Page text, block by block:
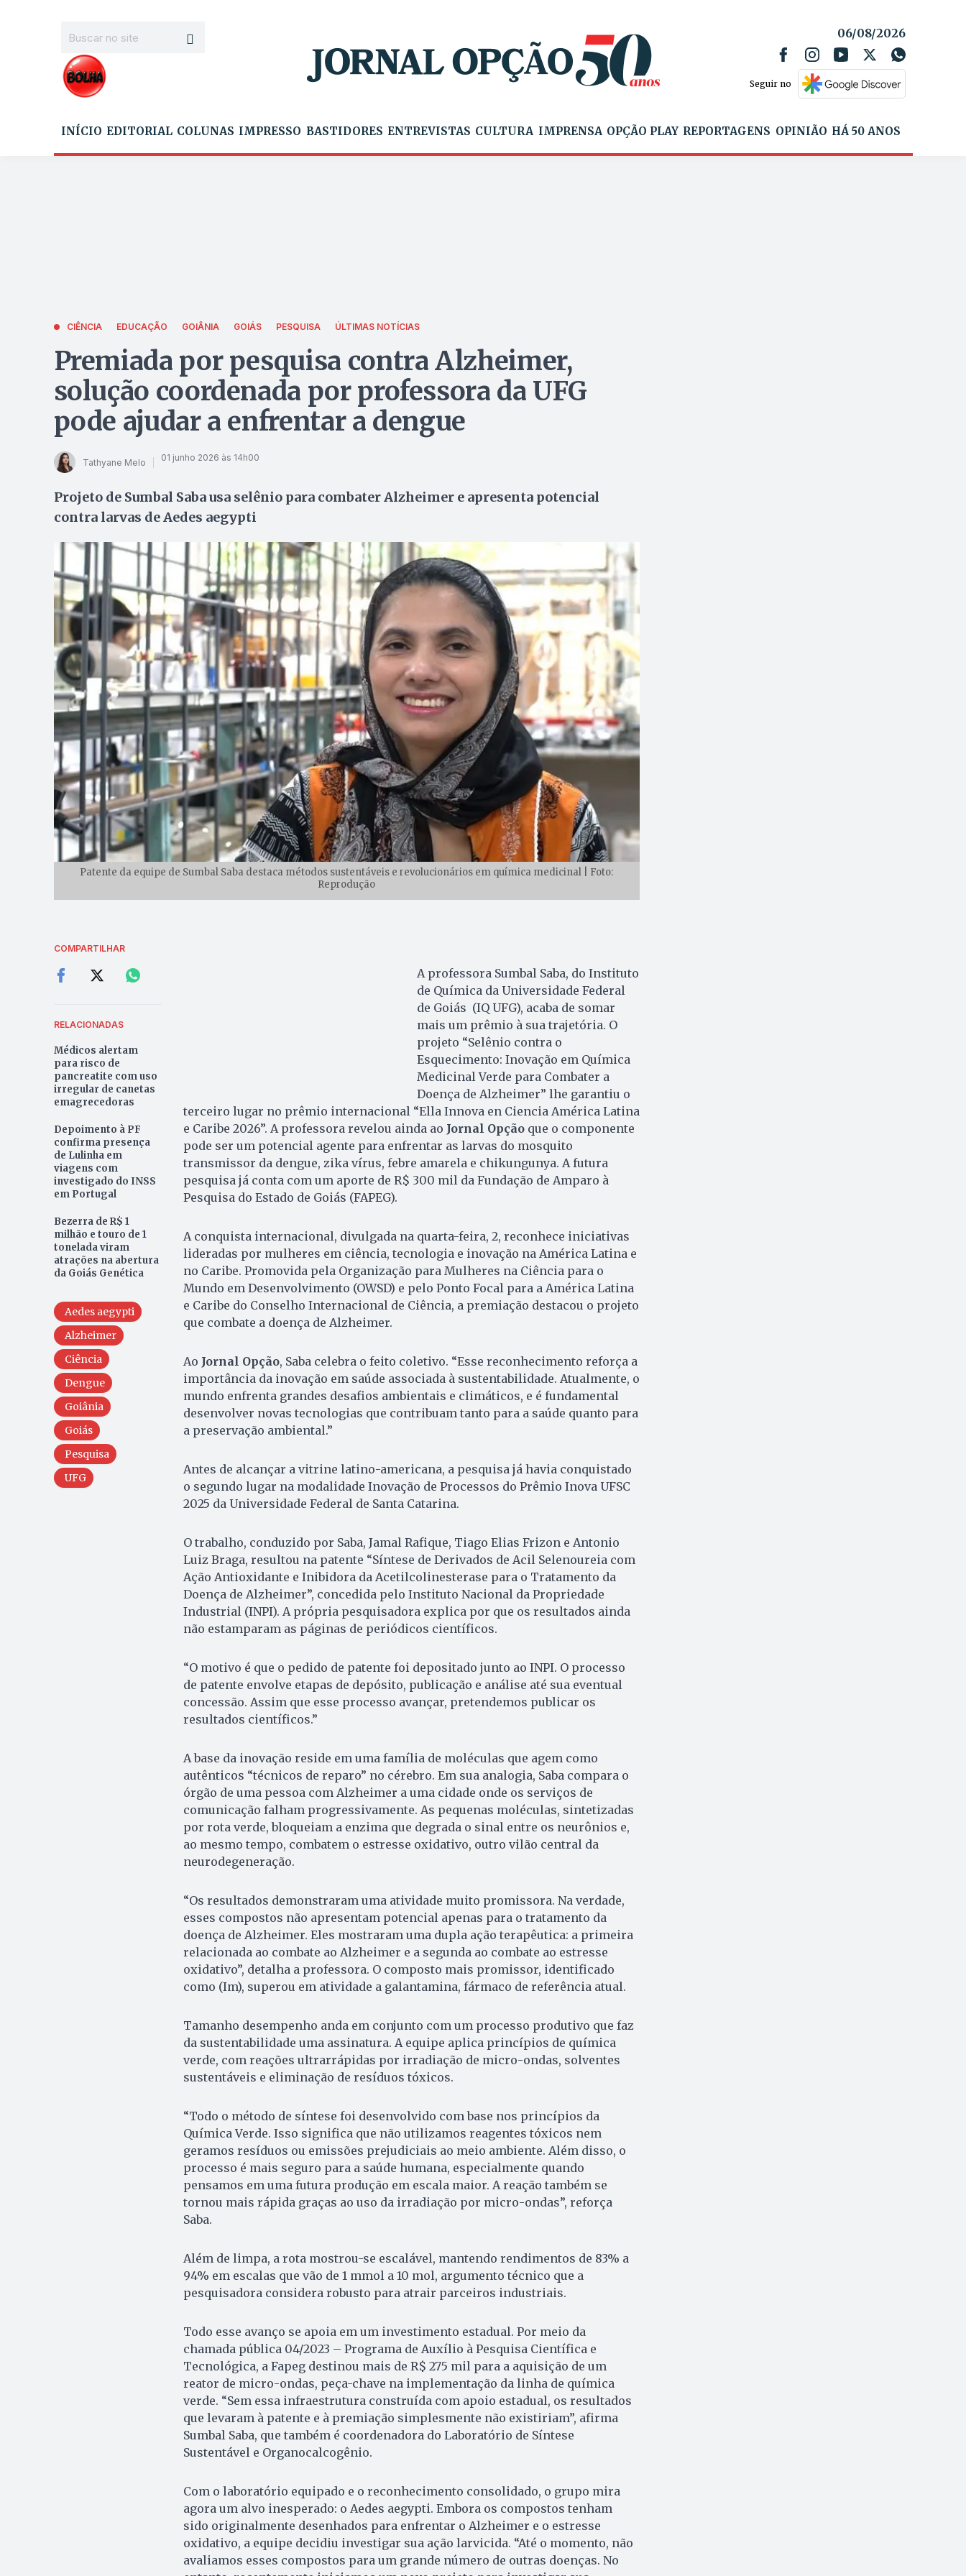
06/08/2026
Seguir no
INÍCIO EDITORIAL COLUNAS IMPRESSO BASTIDORES ENTREVISTAS CULTURA IMPRENSA OPÇÃO PLAY REPORTAGENS OPINIÃO HÁ 50 ANOS
CIÊNCIA EDUCAÇÃO GOIÂNIA GOIÁS PESQUISA ÚLTIMAS NOTÍCIAS
Premiada por pesquisa contra Alzheimer,
solução coordenada por professora da UFG
pode ajudar a enfrentar a dengue
Tathyane Melo 01 junho 2026 às 14h00
Projeto de Sumbal Saba usa selênio para combater Alzheimer e apresenta potencial
contra larvas de Aedes aegypti
Patente da equipe de Sumbal Saba destaca métodos sustentáveis e revolucionários em química medicinal | Foto:
Reprodução
COMPARTILHAR
RELACIONADAS
Médicos alertam
para risco de
pancreatite com uso
irregular de canetas
emagrecedoras
Depoimento à PF
confirma presença
de Lulinha em
viagens com
investigado do INSS
em Portugal
Bezerra de R$ 1
milhão e touro de 1
tonelada viram
atrações na abertura
da Goiás Genética
Aedes aegypti
Alzheimer
Ciência
Dengue
Goiânia
Goiás
Pesquisa
UFG
A professora Sumbal Saba, do Instituto
de Química da Universidade Federal
de Goiás (IQ UFG), acaba de somar
mais um prêmio à sua trajetória. O
projeto “Selênio contra o
Esquecimento: Inovação em Química
Medicinal Verde para Combater a
Doença de Alzheimer” lhe garantiu o
terceiro lugar no prêmio internacional “Ella Innova en Ciencia América Latina
e Caribe 2026”. A professora revelou ainda ao Jornal Opçãoque o componente
pode ser um potencial agente para enfrentar as larvas do mosquito
transmissor da dengue, zika vírus, febre amarela e chikungunya. A futura
pesquisa já conta com um aporte de R$ 300 mil da Fundação de Amparo à
Pesquisa do Estado de Goiás (FAPEG).
A conquista internacional, divulgada na quarta-feira, 2, reconhece iniciativas
lideradas por mulheres em ciência, tecnologia e inovação na América Latina e
no Caribe. Promovida pela Organização para Mulheres na Ciência para o
Mundo em Desenvolvimento (OWSD) e pelo Ponto Focal para a América Latina
e Caribe do Conselho Internacional de Ciência, a premiação destacou o projeto
que combate a doença de Alzheimer.
Ao Jornal Opção, Saba celebra o feito coletivo. “Esse reconhecimento reforça a
importância da inovação em saúde associada à sustentabilidade. Atualmente, o
mundo enfrenta grandes desafios ambientais e climáticos, e é fundamental
desenvolver novas tecnologias que contribuam tanto para a saúde quanto para
a preservação ambiental.”
Antes de alcançar a vitrine latino-americana, a pesquisa já havia conquistado
o segundo lugar na modalidade Inovação de Processos do Prêmio Inova UFSC
2025 da Universidade Federal de Santa Catarina.
O trabalho, conduzido por Saba, Jamal Rafique, Tiago Elias Frizon e Antonio
Luiz Braga, resultou na patente “Síntese de Derivados de Acil Selenoureia com
Ação Antioxidante e Inibidora da Acetilcolinesterase para o Tratamento da
Doença de Alzheimer”, concedida pelo Instituto Nacional da Propriedade
Industrial (INPI). A própria pesquisadora explica por que os resultados ainda
não estamparam as páginas de periódicos científicos.
“O motivo é que o pedido de patente foi depositado junto ao INPI. O processo
de patente envolve etapas de depósito, publicação e análise até sua eventual
concessão. Assim que esse processo avançar, pretendemos publicar os
resultados científicos.”
A base da inovação reside em uma família de moléculas que agem como
autênticos “técnicos de reparo” no cérebro. Em sua analogia, Saba compara o
órgão de uma pessoa com Alzheimer a uma cidade onde os serviços de
comunicação falham progressivamente. As pequenas moléculas, sintetizadas
por rota verde, bloqueiam a enzima que degrada o sinal entre os neurônios e,
ao mesmo tempo, combatem o estresse oxidativo, outro vilão central da
neurodegeneração.
“Os resultados demonstraram uma atividade muito promissora. Na verdade,
esses compostos não apresentam potencial apenas para o tratamento da
doença de Alzheimer. Eles mostraram uma dupla ação terapêutica: a primeira
relacionada ao combate ao Alzheimer e a segunda ao combate ao estresse
oxidativo”, detalha a professora. O composto mais promissor, identificado
como (Im), superou em atividade a galantamina, fármaco de referência atual.
Tamanho desempenho anda em conjunto com um processo produtivo que faz
da sustentabilidade uma assinatura. A equipe aplica princípios de química
verde, com reações ultrarrápidas por irradiação de micro-ondas, solventes
sustentáveis e eliminação de resíduos tóxicos.
“Todo o método de síntese foi desenvolvido com base nos princípios da
Química Verde. Isso significa que não utilizamos reagentes tóxicos nem
geramos resíduos ou emissões prejudiciais ao meio ambiente. Além disso, o
processo é mais seguro para a saúde humana, especialmente quando
pensamos em uma futura produção em escala maior. A reação também se
tornou mais rápida graças ao uso da irradiação por micro-ondas”, reforça
Saba.
Além de limpa, a rota mostrou-se escalável, mantendo rendimentos de 83% a
94% em escalas que vão de 1 mmol a 10 mol, argumento técnico que a
pesquisadora considera robusto para atrair parceiros industriais.
Todo esse avanço se apoia em um investimento estadual. Por meio da
chamada pública 04/2023 – Programa de Auxílio à Pesquisa Científica e
Tecnológica, a Fapeg destinou mais de R$ 275 mil para a aquisição de um
reator de micro-ondas, peça-chave na implementação da linha de química
verde. “Sem essa infraestrutura construída com apoio estadual, os resultados
que levaram à patente e à premiação simplesmente não existiriam”, afirma
Sumbal Saba, que também é coordenadora do Laboratório de Síntese
Sustentável e Organocalcogênio.
Com o laboratório equipado e o reconhecimento consolidado, o grupo mira
agora um alvo inesperado: o Aedes aegypti. Embora os compostos tenham
sido originalmente desenhados para enfrentar o Alzheimer e o estresse
oxidativo, a equipe decidiu investigar sua ação larvicida. “Até o momento, não
avaliamos esses compostos para um grande número de outras doenças. No